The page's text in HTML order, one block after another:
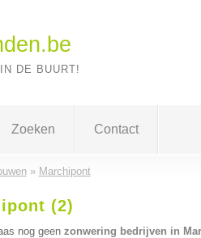
DE BUURT!
Zoeken Contact
» Marchipont
(2)
nog geen zonwering bedrijven in